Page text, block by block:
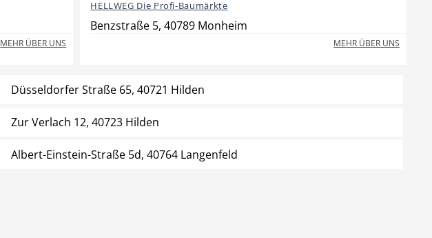
MEHR ÜBER UNS
HELLWEG Die Profi-Baumärkte
Benzstraße 5, 40789 Monheim
MEHR ÜBER UNS
Düsseldorfer Straße 65, 40721 Hilden
Zur Verlach 12, 40723 Hilden
Albert-Einstein-Straße 5d, 40764 Langenfeld